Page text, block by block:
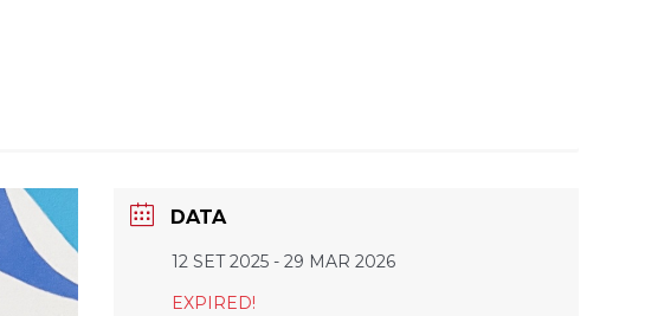
DATA
12 SET 2025- 29 MAR 2026
EXPIRED!